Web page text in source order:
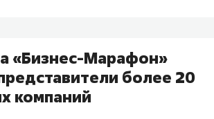
«Бизнес-Марафон»
более 20
компаний